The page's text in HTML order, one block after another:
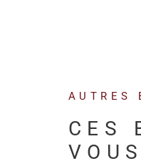
AUTRES
CES